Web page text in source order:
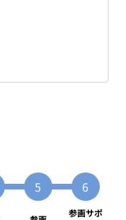
参画サポ